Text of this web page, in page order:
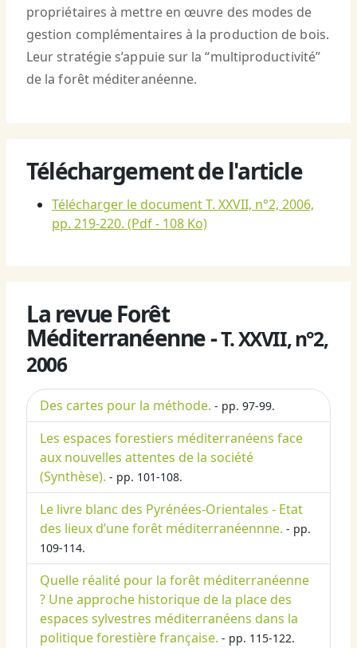
propriétaires à mettre en œuvre des modes de
gestion complémentaires à la production de bois.
Leur stratégie s’appuie sur la “multiproductivité”
de la forêt méditeranéenne.
Téléchargement de l'article
Télécharger le document T. XXVII, n°2, 2006,
pp. 219-220. (Pdf - 108 Ko)
La revue Forêt
Méditerranéenne -T. XXVII, n°2,
2006
Des cartes pour la méthode. - pp. 97-99.
Les espaces forestiers méditerranéens face
aux nouvelles attentes de la société
(Synthèse). - pp. 101-108.
Le livre blanc des Pyrénées-Orientales - Etat
des lieux d’une forêt méditerranéennne. - pp.
109-114.
Quelle réalité pour la forêt méditerranéenne
? Une approche historique de la place des
espaces sylvestres méditerranéens dans la
politique forestière française. - pp. 115-122.